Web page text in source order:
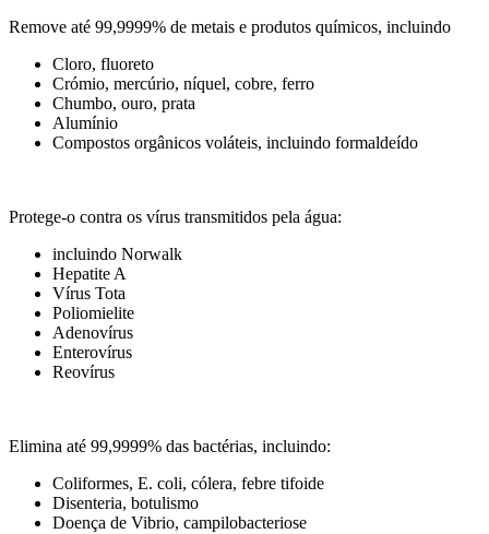
Remove até 99,9999% de metais e produtos químicos, incluindo
Cloro, fluoreto
Crómio, mercúrio, níquel, cobre, ferro
Chumbo, ouro, prata
Alumínio
Compostos orgânicos voláteis, incluindo formaldeído
Protege-o contra os vírus transmitidos pela água:
incluindo Norwalk
Hepatite A
Vírus Tota
Poliomielite
Adenovírus
Enterovírus
Reovírus
Elimina até 99,9999% das bactérias, incluindo:
Coliformes, E. coli, cólera, febre tifoide
Disenteria, botulismo
Doença de Vibrio, campilobacteriose